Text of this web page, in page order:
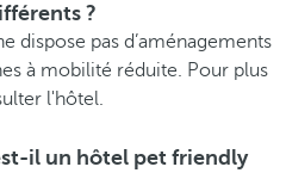
?
dispose pas d’aménagements
à mobilité réduite. Pour plus
l'hôtel.
il un hôtel pet friendly